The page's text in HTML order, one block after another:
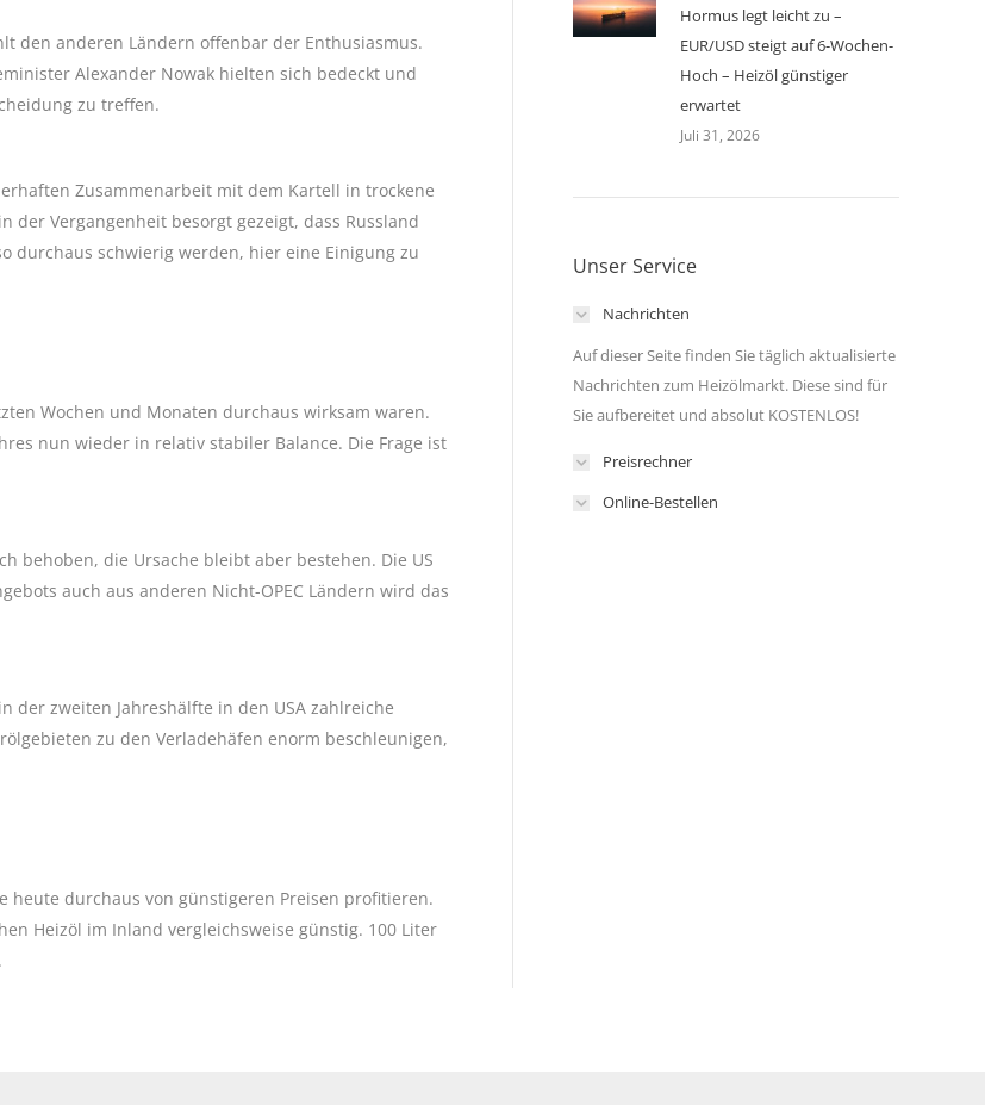
den anderen Ländern offenbar der Enthusiasmus.
Alexander Nowak hielten sich bedeckt und
zu treffen.
Zusammenarbeit mit dem Kartell in trockene
der Vergangenheit besorgt gezeigt, dass Russland
durchaus schwierig werden, hier eine Einigung zu
Wochen und Monaten durchaus wirksam waren.
nun wieder in relativ stabiler Balance. Die Frage ist
behoben, die Ursache bleibt aber bestehen. Die US
auch aus anderen Nicht-OPEC Ländern wird das
der zweiten Jahreshälfte in den USA zahlreiche
zu den Verladehäfen enorm beschleunigen,
heute durchaus von günstigeren Preisen profitieren.
Heizöl im Inland vergleichsweise günstig. 100 Liter
Hormus legt leicht zu –
EUR/USD steigt auf 6-Wochen-
Hoch – Heizöl günstiger
erwartet
Juli 31, 2026
Unser Service
Nachrichten
Auf dieser Seite finden Sie täglich aktualisierte
Nachrichten zum Heizölmarkt. Diese sind für
Sie aufbereitet und absolut KOSTENLOS!
Preisrechner
Online-Bestellen